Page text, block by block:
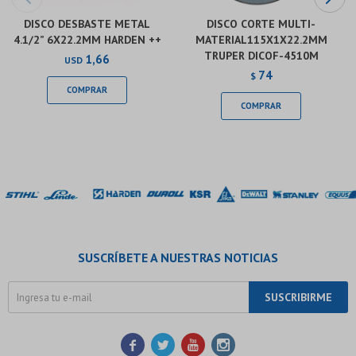
DISCO DESBASTE METAL
4.1/2” 6X22.2MM HARDEN ++
USD 1,66
DISCO CORTE MULTI-
MATERIAL115X1X22.2MM
TRUPER DICOF-4510M
$ 74
SUSCRÍBETE A NUESTRAS NOTICIAS
SUSCRIBIRME
   